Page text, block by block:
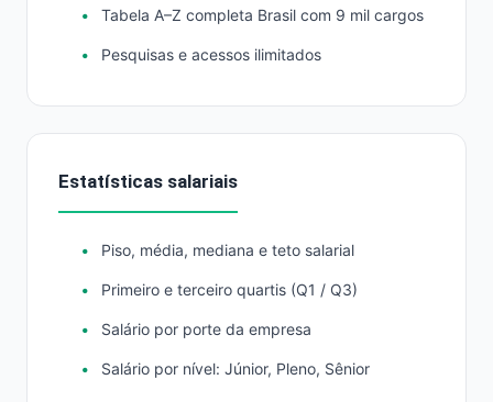
Tabela A–Z completa Brasil com 9 mil cargos
Pesquisas e acessos ilimitados
Estatísticas salariais
Piso, média, mediana e teto salarial
Primeiro e terceiro quartis (Q1 / Q3)
Salário por porte da empresa
Salário por nível: Júnior, Pleno, Sênior